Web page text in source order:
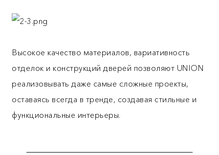
Высокое качество материалов, вариативность
отделок и конструкций дверей позволяют UNION
реализовывать даже самые сложные проекты,
оставаясь всегда в тренде, создавая стильные и
функциональные интерьеры.